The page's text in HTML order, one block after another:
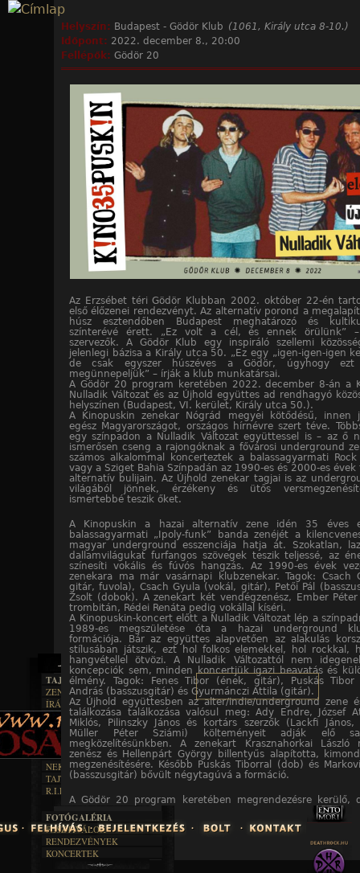
Helyszín: Budapest - Gödör Klub (1061, Király utca 8-10.)
Időpont: 2022. december 8., 20:00
Fellépők: Gödör 20
Az Erzsébet téri Gödör Klubban 2002. október 22-én
első élőzenei rendezvényt. Az alternatív porond a
húsz esztendőben Budapest meghatározó és
színterévé érett. „Ez volt a cél, és ennek örülünk”
szervezők. A Gödör Klub egy inspiráló szellemi
jelenlegi bázisa a Király utca 50. „Ez egy „igen-igen-igen
de csak egyszer húszéves a Gödör, úgyhogy
megünnepeljük” – írják a klub munkatársai.
A Gödör 20 program keretében 2022. december 8-án a
Nulladik Változat és az Újhold együttes ad rendhagyó
helyszínen (Budapest, VI. kerület, Király utca 50.).
A Kinopuskin zenekar Nógrád megyei kötődésű, innen
egész Magyarországot, országos hírnévre szert téve.
egy színpadon a Nulladik Változat együttessel is – az ő
ismerősen cseng a rajongóknak a fővárosi underground
számos alkalommal koncerteztek a balassagyarmati Rock
vagy a Sziget Bahia Színpadán az 1990-es és 2000-es
alternatív bulijain. Az Újhold zenekar tagjai is az
világából jönnek, érzékeny és ütős
ismertebbé teszik őket.
A Kinopuskin a hazai alternatív zene idén 35 éves
balassagyarmati „Ipoly-funk” banda zenéjét a
magyar underground esszenciája hatja át. Szokatlan,
dallamvilágukat furfangos szövegek teszik teljessé, az
színesíti vokális és fúvós hangzás. Az 1990-es évek
zenekara ma már vasárnapi klubzenekar. Tagok: Csach
gitár, fuvola), Csach Gyula (vokál, gitár), Petői Pál
Zsolt (dobok). A zenekart két vendégzenész, Ember
trombitán, Rédei Renáta pedig vokállal kíséri.
A Kinopuskin-koncert előtt a Nulladik Változat lép a
1989-es megszületése óta a hazai underground
formációja. Bár az együttes alapvetően az alakulás
stílusában játszik, ezt hol folkos elemekkel, hol rockkal,
hangvétellel ötvözi. A Nulladik Változattól nem
koncepciók sem, minden koncertjük igazi beavatás és
élmény. Tagok: Fenes Tibor (ének, gitár), Puskás Tibor
András (basszusgitár) és Gyurmánczi Attila (gitár).
Az Újhold együttesben az alter/indie/underground zene
találkozása találkozása valósul meg: Ady Endre, József
Miklós, Pilinszky János és kortárs szerzők (Lackfi János,
Müller Péter Sziámi) költeményeit adják elő
megközelítésünkben. A zenekart Krasznahorkai László
zenész és Hellenpárt György billentyűs alapította,
megzenésítésére. Később Puskás Tiborral (dob) és
(basszusgitár) bővült négytagúvá a formáció.
A Gödör 20 program keretében megrendezésre kerülő,
Kinopuskin, Nulladik Változat és Újhold közös
elővételben a
www.tixa.hu/godor
oldalon válthatók:
forintba, a helyszínen 2500 forintba
befogadóképességére való tekintettel ajánlott az
megváltása!
TAJTÉKOS LAPOK
ZENE
EGYÜTTESEK
INTERJÚK
FORDÍTÁSOK
DALSZÖVEGEK
ÍRÁSOK
IRODALOM
FILM
MŰVÉSZET
ÍRÁSTÖRTÉNET
BOSZORKÁNYKONYHA
FEKETE HUMOR
KÉPES
SZÖVEGES
RENDEZVÉNYEK
NEKROMANTIKA
AKTUÁLIS
A MÚLT
TAJTÉKOS NAPOK
R.I.P.
FOTÓGALÉRIA
FESZTIVÁLOK
RENDEZVÉNYEK
KONCERTEK